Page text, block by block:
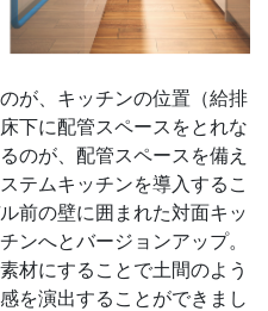
が、キッチンの位置（給排
下に配管スペースをとれな
のが、配管スペースを備え
テムキッチンを導入するこ
前の壁に囲まれた対面キッ
ンへとバージョンアップ。
材にすることで土間のよう
を演出することができまし